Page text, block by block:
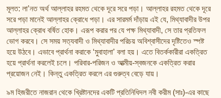
মূলত: লা’নত অৰ্থ আল্লাহর রহমত থেকে দূরে সরে পড়া। আল্লাহর রহমত থেকে দূরে
সরে পড়া মানেই আল্লাহর ক্রোধে পড়া। এর সারমর্ম দাঁড়ায় এই যে, মিথ্যাবাদীর উপর
আল্লাহর ক্রোধ বর্ষিত হোক। এরূপ করার পর যে পক্ষ মিথ্যাবাদী, সে তার প্রতিফল
ভোগ করবে। সে সময় সত্যবাদী ও মিথ্যাবাদীর পরিচয় অবিশ্বাসীদের দৃষ্টিতেও স্পষ্ট
হয়ে উঠবে। এভাবে প্রার্থনা করাকে ‘মুবাহালা’ বলা হয়। এতে বিতর্ককারীরা একত্রিত
হয়ে প্রার্থনা করলেই চলে। পরিবার-পরিজন ও আত্মীয়-স্বজনকে একত্রিত করার
প্রয়োজন নেই। কিন্তু একত্রিত করলে এর গুরুত্ব বেড়ে যায়।
৯ম হিজরীতে নাজরান থেকে খ্রিষ্টানদের একটি প্রতিনিধিদল নবী করীম (সাঃ)-এর কাছে